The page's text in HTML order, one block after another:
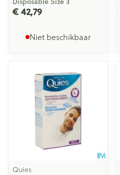
€ 42,79
Niet beschikbaar
Quies